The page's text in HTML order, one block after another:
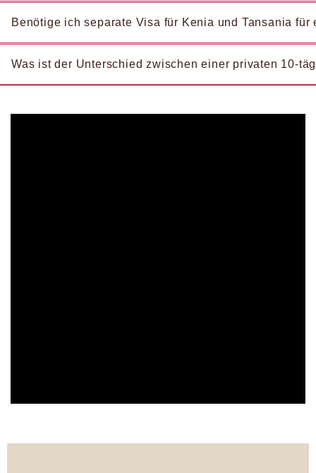
Benötige ich separate Visa für Kenia und Tansania
Was ist der Unterschied zwischen einer privaten 10-